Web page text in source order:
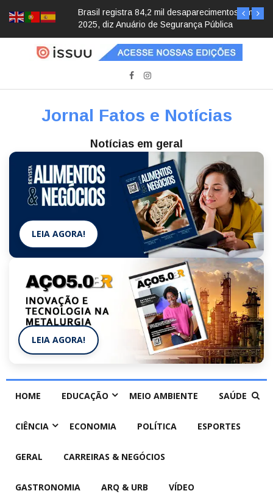
Brasil registra 84,2 mil desaparecimentos em
2025, diz Anuário de Segurança Pública
Jornal Fatos e Notícias
Notícias em geral
LEIA AGORA!
LEIA AGORA!
HOME EDUCAÇÃO MEIO AMBIENTE SAÚDE
CIÊNCIA ECONOMIA POLÍTICA ESPORTES
GERAL CARREIRAS & NEGÓCIOS
GASTRONOMIA ARQ & URB VÍDEO